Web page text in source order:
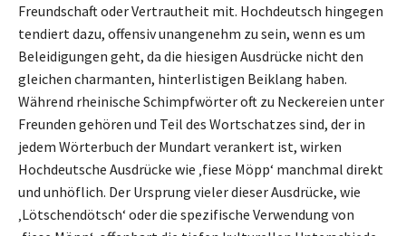
Freundschaft oder Vertrautheit mit. Hochdeutsch hingegen
tendiert dazu, offensiv unangenehm zu sein, wenn es um
Beleidigungen geht, da die hiesigen Ausdrücke nicht den
gleichen charmanten, hinterlistigen Beiklang haben.
Während rheinische Schimpfwörter oft zu Neckereien unter
Freunden gehören und Teil des Wortschatzes sind, der in
jedem Wörterbuch der Mundart verankert ist, wirken
Hochdeutsche Ausdrücke wie ‚fiese Möpp‘ manchmal direkt
und unhöflich. Der Ursprung vieler dieser Ausdrücke, wie
‚Lötschendötsch‘ oder die spezifische Verwendung von